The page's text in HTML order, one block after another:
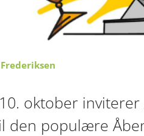
oktober
den populære